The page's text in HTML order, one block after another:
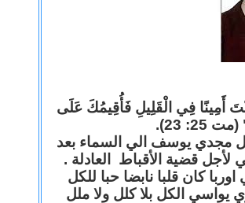
أَمِينًا فِي الْقَلِيلِ فَأُقِيمُكَ عَلَى
23).
مجدي يوسف الي السماء بعد
قضية الأقباط العادلة .
كان قلبا نابضا حبا للكل
يواسي الكل بلا كلل ولا ملل